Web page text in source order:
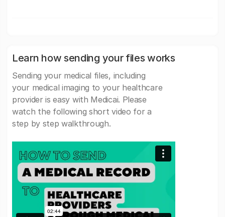
Learn how sending your files works
Sending your medical files, including
your medical imaging to your healthcare
provider is easy with Medicai. Please
watch the following short video for a
step by step walkthrough.